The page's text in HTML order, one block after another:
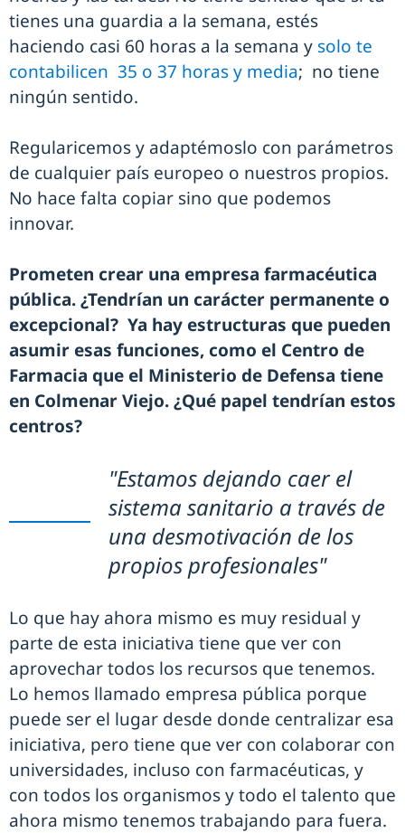
tienes una guardia a la semana, estés
haciendo casi 60 horas a la semana y solo te
contabilicen 35 o 37 horas y media; no tiene
ningún sentido.
Regularicemos y adaptémoslo con parámetros
de cualquier país europeo o nuestros propios.
No hace falta copiar sino que podemos
innovar.
Prometen crear una empresa farmacéutica
pública. ¿Tendrían un carácter permanente o
excepcional? Ya hay estructuras que pueden
asumir esas funciones, como el Centro de
Farmacia que el Ministerio de Defensa tiene
en Colmenar Viejo. ¿Qué papel tendrían estos
centros?
"Estamos dejando caer el
sistema sanitario a través de
una desmotivación de los
propios profesionales"
Lo que hay ahora mismo es muy residual y
parte de esta iniciativa tiene que ver con
aprovechar todos los recursos que tenemos.
Lo hemos llamado empresa pública porque
puede ser el lugar desde donde centralizar esa
iniciativa, pero tiene que ver con colaborar con
universidades, incluso con farmacéuticas, y
con todos los organismos y todo el talento que
ahora mismo tenemos trabajando para fuera.